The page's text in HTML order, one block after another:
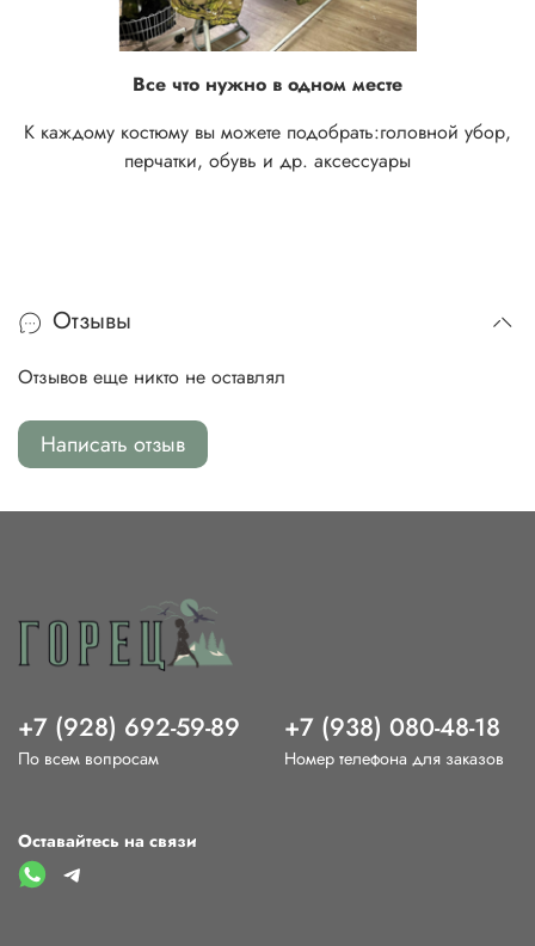
Все что нужно в одном месте
К каждому костюму вы можете подобрать:головной убор,
перчатки, обувь и др. аксессуары
Отзывы
Отзывов еще никто не оставлял
Написать отзыв
+7 (928) 692-59-89
По всем вопросам
+7 (938) 080-48-18
Номер телефона для заказов
Оставайтесь на связи